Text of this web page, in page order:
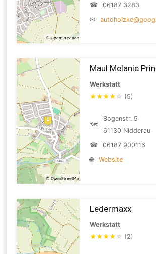
☎
06187 3283
✉
Maul Melanie
Werkstatt
★★★★ ☆ (5)
🗺
Bogenstr. 5
61130 Nidderau
☎
06187 900116
🌐
Website
Ledermaxx
Werkstatt
★★★★ ☆ (2)